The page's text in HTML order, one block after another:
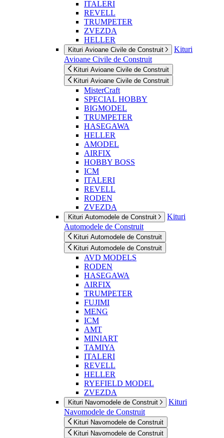
ITALERI
REVELL
TRUMPETER
ZVEZDA
HELLER
Kituri Avioane Civile de Construit
Kituri
Avioane Civile de Construit
Kituri Avioane Civile de Construit
Kituri Avioane Civile de Construit
MisterCraft
SPECIAL HOBBY
BIGMODEL
TRUMPETER
HASEGAWA
HELLER
AMODEL
AIRFIX
HOBBY BOSS
ICM
ITALERI
REVELL
RODEN
ZVEZDA
Kituri Automodele de Construit
Kituri
Automodele de Construit
Kituri Automodele de Construit
Kituri Automodele de Construit
AVD MODELS
RODEN
HASEGAWA
AIRFIX
TRUMPETER
FUJIMI
MENG
ICM
AMT
MINIART
TAMIYA
ITALERI
REVELL
HELLER
RYEFIELD MODEL
ZVEZDA
Kituri Navomodele de Construit
Kituri
Navomodele de Construit
Kituri Navomodele de Construit
Kituri Navomodele de Construit